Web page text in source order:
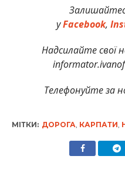
уFacebook,
Надсилайте свої
Телефонуйте за
МІТКИ: ДОРОГА, КАРПАТИ,